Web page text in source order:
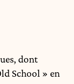
dont
School » en